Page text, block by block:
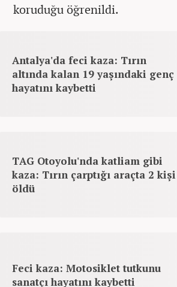
koruduğu öğrenildi.
Antalya'da feci kaza: Tırın
altında kalan 19 yaşındaki genç
hayatını kaybetti
TAG Otoyolu'nda katliam gibi
kaza: Tırın çarptığı araçta 2 kişi
öldü
Feci kaza: Motosiklet tutkunu
sanatçı hayatını kaybetti